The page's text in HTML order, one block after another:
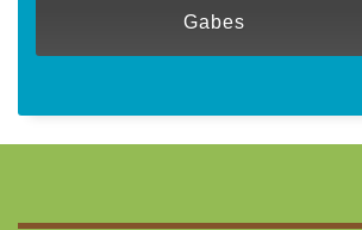
Gabes